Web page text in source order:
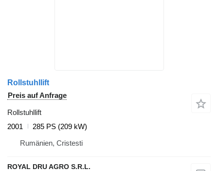
Rollstuhllift
Preis auf Anfrage
Rollstuhllift
2001
285 PS (209 kW)
Rumänien, Cristesti
ROYAL DRU AGRO S.R.L.